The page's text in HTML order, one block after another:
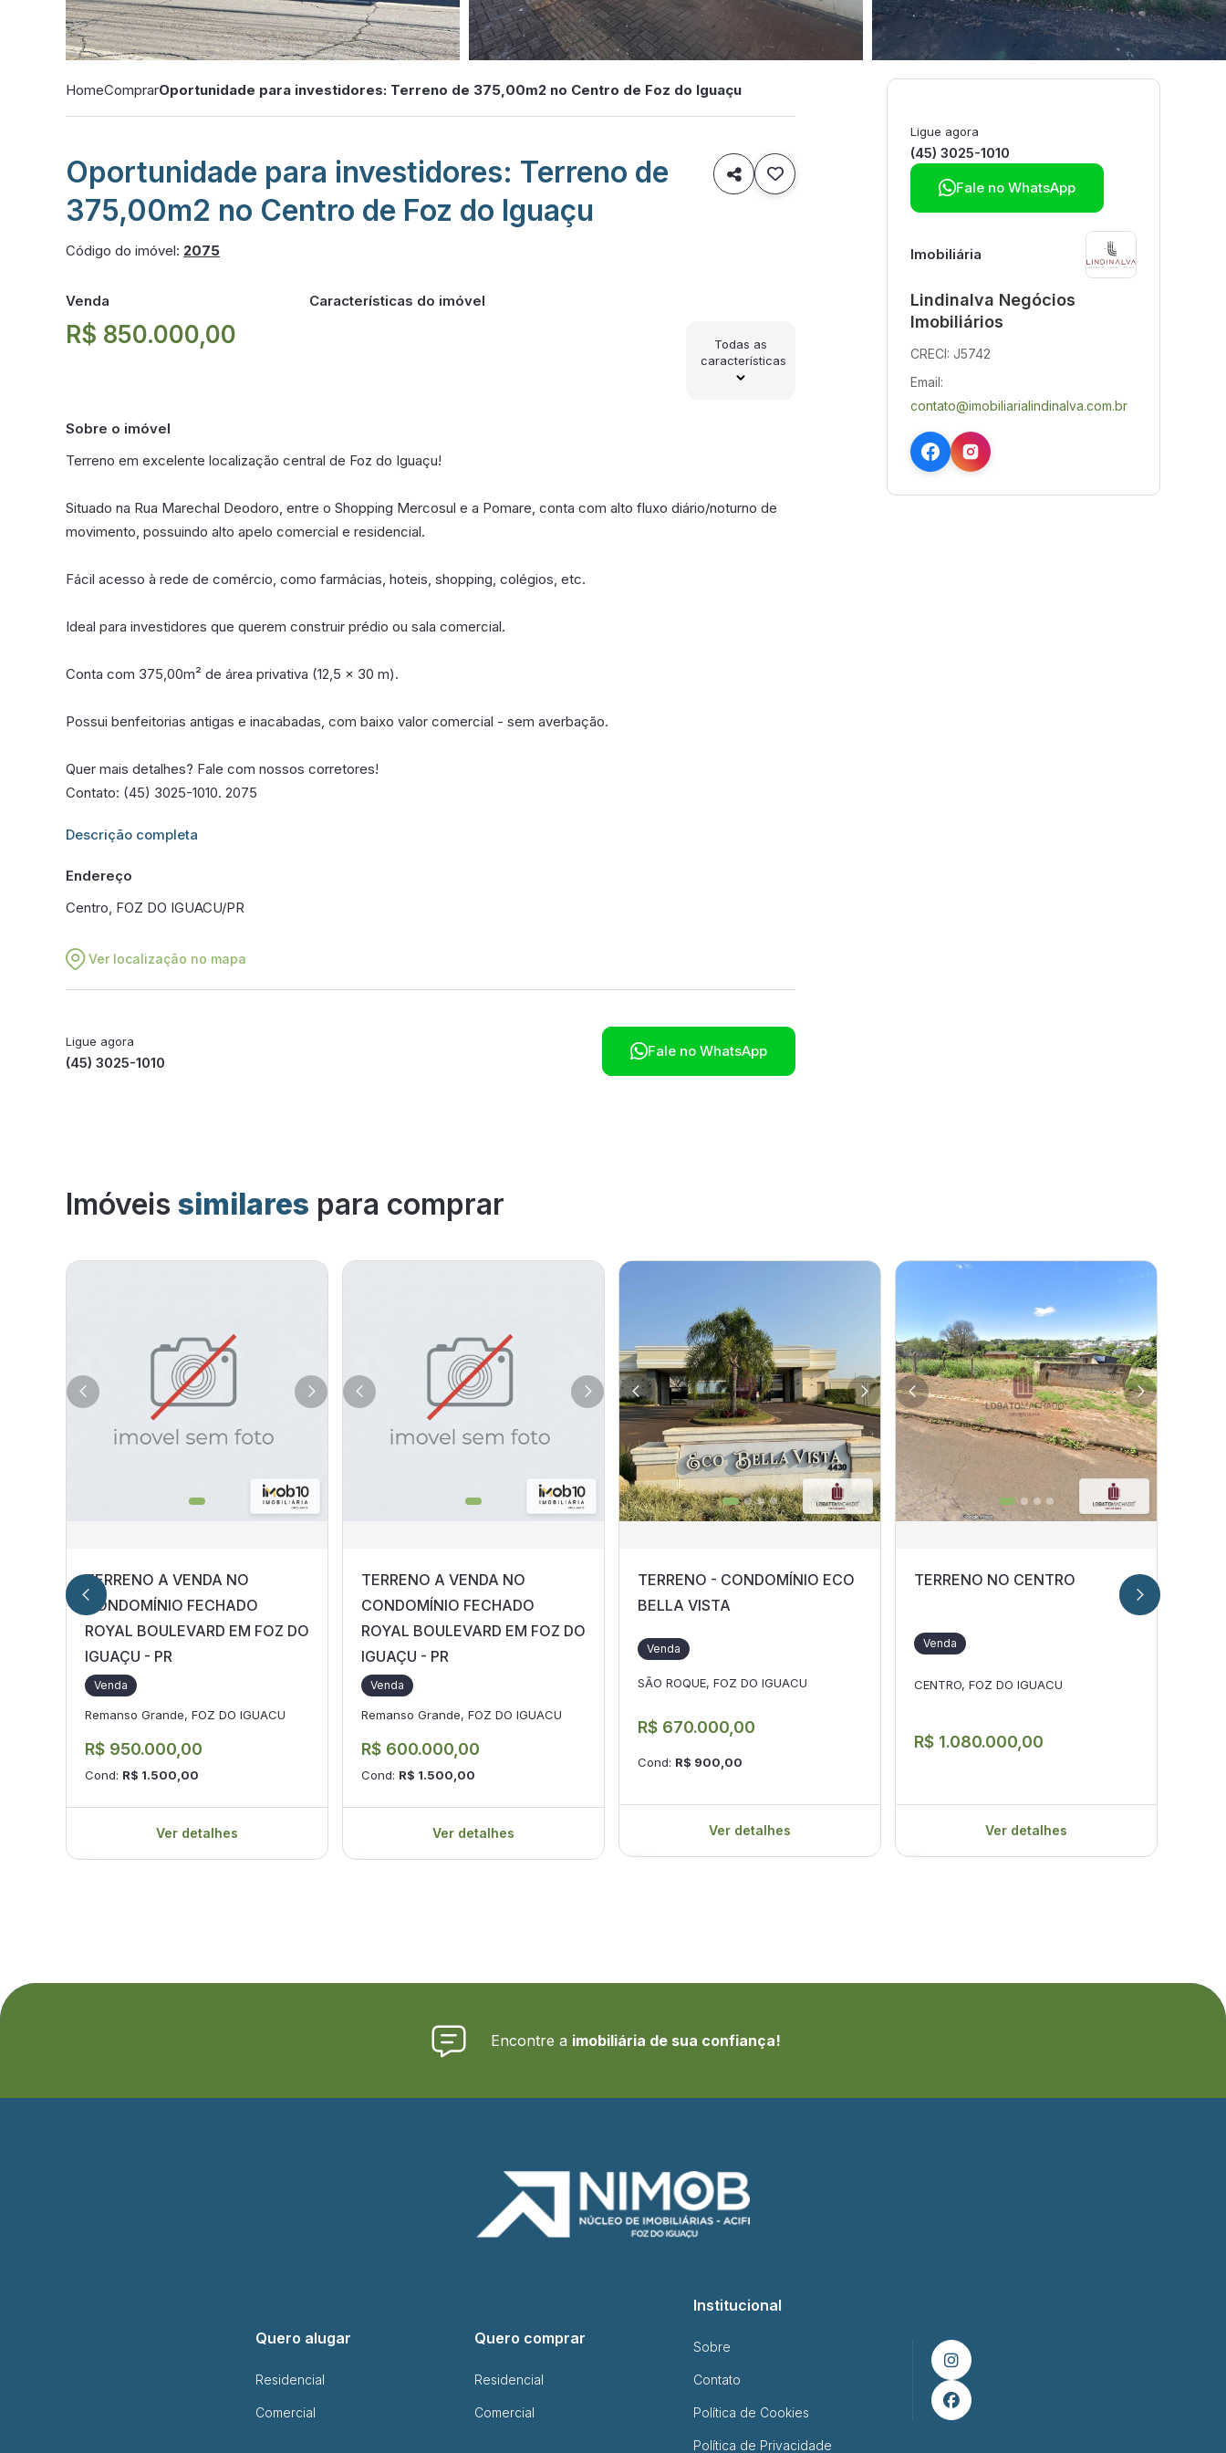
HomeComprarOportunidade para investidores: Terreno de 375,00m2 no Centro de Foz do Iguaçu
Oportunidade para investidores: Terreno de
375,00m2 no Centro de Foz do Iguaçu

Código do imóvel: 2075
Venda
R$ 850.000,00
Características do imóvel
Todas as
características
Sobre o imóvel
Terreno em excelente localização central de Foz do Iguaçu!
Situado na Rua Marechal Deodoro, entre o Shopping Mercosul e a Pomare, conta com alto fluxo diário/noturno de
movimento, possuindo alto apelo comercial e residencial.
Fácil acesso à rede de comércio, como farmácias, hoteis, shopping, colégios, etc.
Ideal para investidores que querem construir prédio ou sala comercial.
Conta com 375,00m² de área privativa (12,5 x 30 m).
Possui benfeitorias antigas e inacabadas, com baixo valor comercial - sem averbação.
Quer mais detalhes? Fale com nossos corretores!
Contato: (45) 3025-1010. 2075
Informações adicionais sobre este imóvel estarão disponíveis em breve.
Descrição completa
Endereço
Centro, FOZ DO IGUACU/PR
Ver localização no mapa
Ligue agora
(45) 3025-1010
Fale no WhatsApp
Ligue agora
(45) 3025-1010
Fale no WhatsApp
Imobiliária
Lindinalva Negócios
Imobiliários
CRECI: J5742
Email:
contato@imobiliarialindinalva.com.br
Imóveis similares para comprar
TERRENO A VENDA NO
CONDOMÍNIO FECHADO
ROYAL BOULEVARD EM FOZ DO
IGUAÇU - PR
Venda
Remanso Grande, FOZ DO IGUACU
R$ 950.000,00
Cond: R$ 1.500,00
Ver detalhes
TERRENO A VENDA NO
CONDOMÍNIO FECHADO
ROYAL BOULEVARD EM FOZ DO
IGUAÇU - PR
Venda
Remanso Grande, FOZ DO IGUACU
R$ 600.000,00
Cond: R$ 1.500,00
Ver detalhes
TERRENO - CONDOMÍNIO ECO
BELLA VISTA
Venda
SÃO ROQUE, FOZ DO IGUACU
R$ 670.000,00
Cond: R$ 900,00
Ver detalhes
TERRENO NO CENTRO
Venda
CENTRO, FOZ DO IGUACU
R$ 1.080.000,00
Ver detalhes
Encontre a imobiliária de sua confiança!
Quero alugar
Residencial
Comercial
Quero comprar
Residencial
Comercial
Institucional
Sobre
Contato
Política de Cookies
Política de Privacidade

